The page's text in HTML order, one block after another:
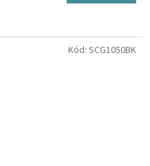
Kód: SCG1050BK